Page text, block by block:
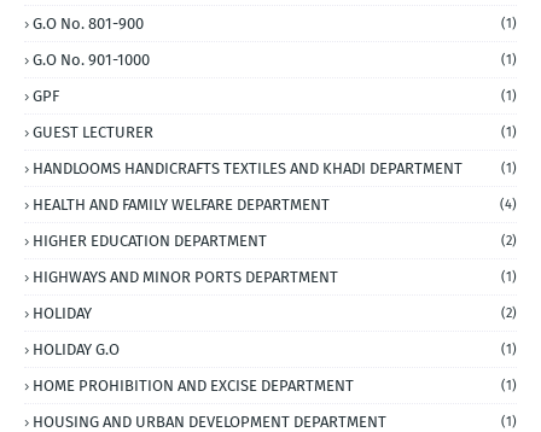
G.O No. 801-900 (1)
G.O No. 901-1000 (1)
GPF (1)
GUEST LECTURER (1)
HANDLOOMS HANDICRAFTS TEXTILES AND KHADI DEPARTMENT (1)
HEALTH AND FAMILY WELFARE DEPARTMENT (4)
HIGHER EDUCATION DEPARTMENT (2)
HIGHWAYS AND MINOR PORTS DEPARTMENT (1)
HOLIDAY (2)
HOLIDAY G.O (1)
HOME PROHIBITION AND EXCISE DEPARTMENT (1)
HOUSING AND URBAN DEVELOPMENT DEPARTMENT (1)